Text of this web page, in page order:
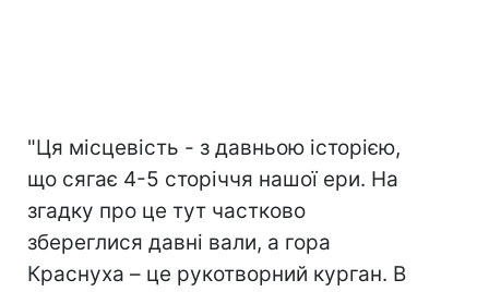
"Ця місцевість - з давньою історією,
що сягає 4-5 сторіччя нашої ери. На
згадку про це тут частково
збереглися давні вали, а гора
Краснуха – це рукотворний курган. В